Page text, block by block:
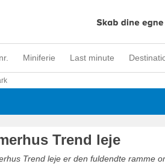
Miniferie Last minute
Trend leje
Trend leje er den fuldendte ramme